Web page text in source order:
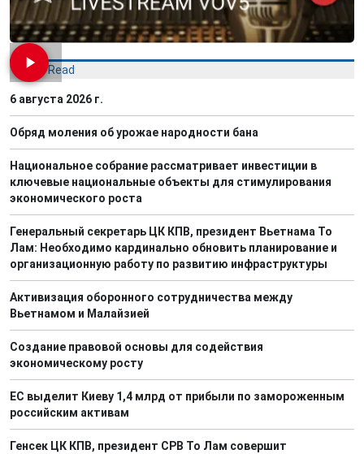
Most Read
6 августа 2026 г.
Обряд моления об урожае народности бана
Национальное собрание рассматривает инвестиции в
ключевые национальные объекты для стимулирования
экономического роста
Генеральный секретарь ЦК КПВ, президент Вьетнама То
Лам: Необходимо кардинально обновить планирование и
организационную работу по развитию инфраструктуры
Активизация оборонного сотрудничества между
Вьетнамом и Малайзией
Создание правовой основы для содействия
экономическому росту
ЕС выделит Киеву 1,4 млрд от прибыли по замороженным
российским активам
Генсек ЦК КПВ, президент СРВ То Лам совершит